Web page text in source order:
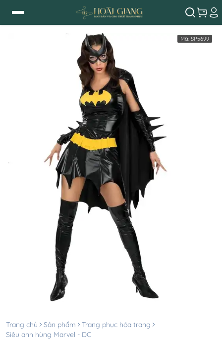
Mã: SP5699
Trang chủ Sản phẩm
Trang phục hóa trang
Siêu anh hùng Marvel - DC